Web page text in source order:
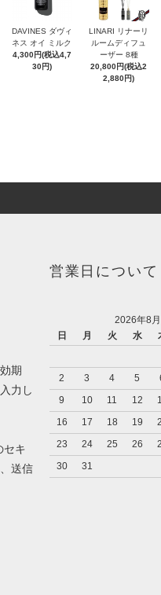
DAVINES ダヴィ
ネス オイ ミルク
4,300円(税込4,7
30円)
LINARI リナーリ
ルームディフュ
ーザー 8種
20,800円(税込2
2,880円)
期
力し
セキ
送信
営業日について
2026年8月
日
月 火 水
2
3 4 5
9
10 11 12
16
17 18 19
23
24 25 26
30
31